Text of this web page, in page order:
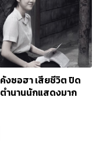
คังซอฮา เสียชีวิต ปิด
ตำนานนักแสดงมาก